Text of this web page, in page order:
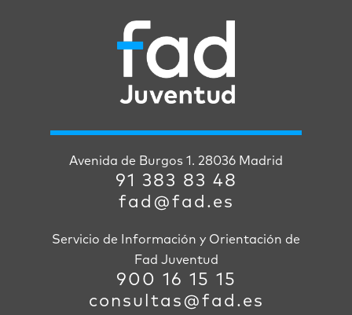
Avenida de Burgos 1. 28036 Madrid
91 383 83 48
fad@fad.es
Servicio de Información y Orientación de
Fad Juventud
900 16 15 15
consultas@fad.es